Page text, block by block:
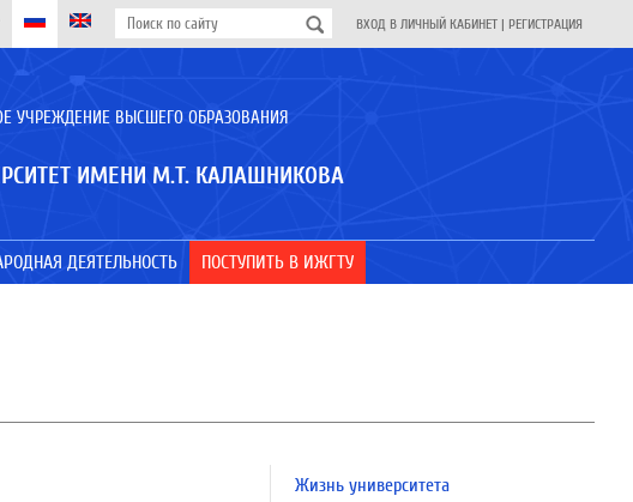
ВХОД В ЛИЧНЫЙ КАБИНЕТ | РЕГИСТРАЦИЯ
УЧРЕЖДЕНИЕ ВЫСШЕГО ОБРАЗОВАНИЯ
ИМЕНИ М.Т. КАЛАШНИКОВА
ДЕЯТЕЛЬНОСТЬ ПОСТУПИТЬ В ИЖГТУ
Жизнь университета